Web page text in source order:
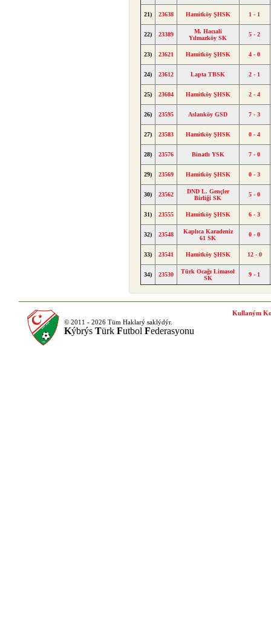
21) 23638 Hamitköy ŞHSK 1 - 1
22) 23389
M. Hacıali
Yılmazköy SK
5 - 2
23) 23621 Hamitköy ŞHSK 4 - 0
24) 23612 Lapta TBSK 2 - 1
25) 23604 Hamitköy ŞHSK 2 - 4
26) 23595 Aslanköy GSD 7 - 3
27) 23583 Hamitköy ŞHSK 0 - 4
28) 23576 Binatlı YSK 7 - 0
29) 23569 Hamitköy ŞHSK 0 - 3
30) 23562
DND L. Gençler
Birliği SK
5 - 0
31) 23555 Hamitköy ŞHSK 6 - 3
32) 23548
Kaplıca Karadeniz
61 SK
0 - 0
33) 23541 Hamitköy ŞHSK 12 - 0
34) 23530
Türk Ocağı Limasol
SK
9 - 1
© 2011 - 2026 Tüm Haklarý saklýdýr.
Kýbrýs Türk Futbol Federasyonu
Kullaným